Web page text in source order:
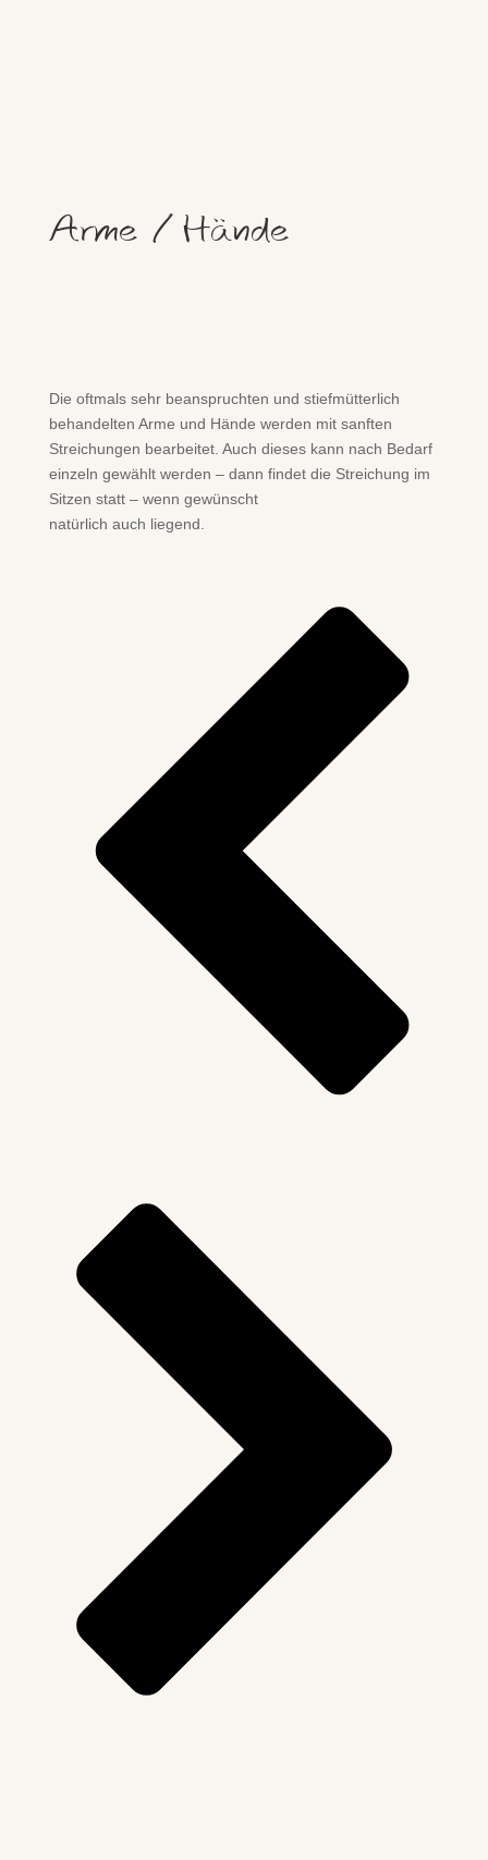
Arme / Hände
Die oftmals sehr beanspruchten und stiefmütterlich
behandelten Arme und Hände werden mit sanften
Streichungen bearbeitet. Auch dieses kann nach Bedarf
einzeln gewählt werden – dann findet die Streichung im
Sitzen statt – wenn gewünscht
natürlich auch liegend.